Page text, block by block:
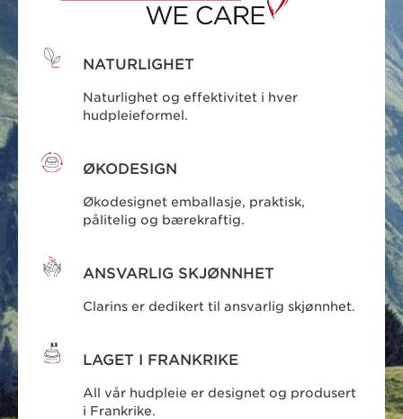
NATURLIGHET
Naturlighet og effektivitet i hver
hudpleieformel.
ØKODESIGN
Økodesignet emballasje, praktisk,
pålitelig og bærekraftig.
ANSVARLIG SKJØNNHET
Clarins er dedikert til ansvarlig skjønnhet.
LAGET I FRANKRIKE
All vår hudpleie er designet og produsert
i Frankrike.